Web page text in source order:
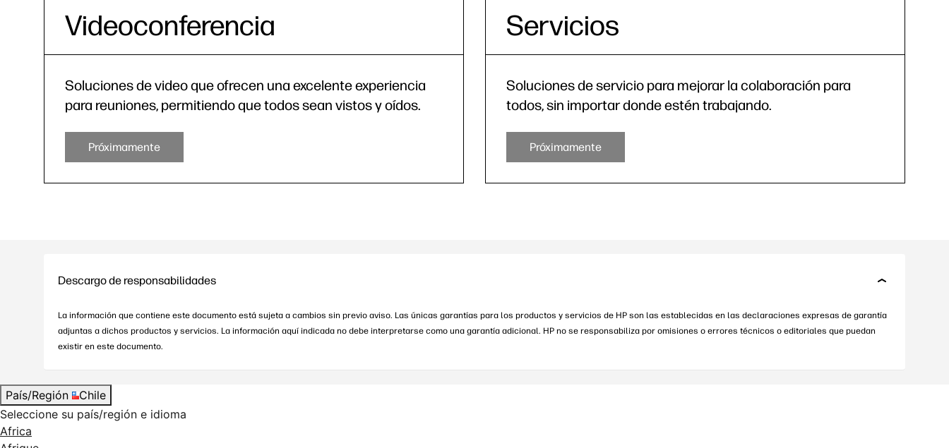
Videoconferencia
Soluciones de video que ofrecen una excelente experiencia
para reuniones, permitiendo que todos sean vistos y oídos.
Próximamente
Servicios
Soluciones de servicio para mejorar la colaboración para
todos, sin importar donde estén trabajando.
Próximamente
Descargo de responsabilidades
La información que contiene este documento está sujeta a cambios sin previo aviso. Las únicas garantías para los productos y servicios de HP son las establecidas en las declaraciones expresas de garantía
adjuntas a dichos productos y servicios. La información aquí indicada no debe interpretarse como una garantía adicional. HP no se responsabiliza por omisiones o errores técnicos o editoriales que puedan
existir en este documento.
País/Región
Chile
Seleccione su país/región e idioma
Africa